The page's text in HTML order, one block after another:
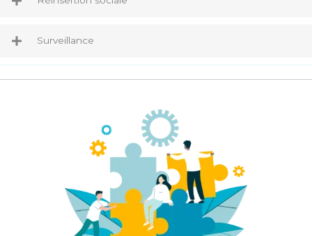
Surveillance